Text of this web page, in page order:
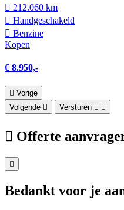
212.060 km
Hand­geschakeld
Benzine
Kopen
€ 8.950,-
Vorige
Volgende
Versturen
Offerte
Bedankt voor je